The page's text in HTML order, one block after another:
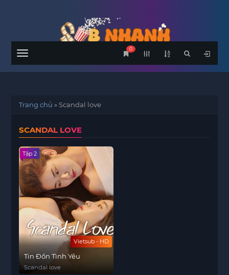
Menu
0
Trang chủ »Scandal love
SCANDAL LOVE
Vietsub - HD
Tập 2
Tin Đồn Tình Yêu
Scandal love